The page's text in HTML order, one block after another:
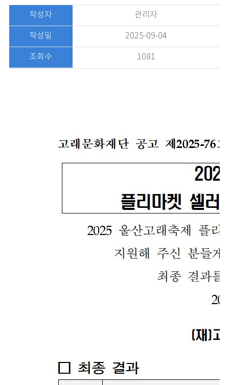
작성자 관리자
작성일 2025-09-04
조회수 1081